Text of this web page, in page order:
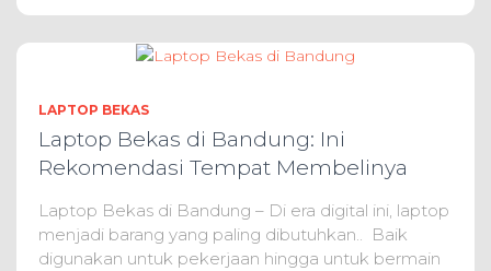
LAPTOP BEKAS
Laptop Bekas di Bandung: Ini
Rekomendasi Tempat Membelinya
Laptop Bekas di Bandung – Di era digital ini, laptop
menjadi barang yang paling dibutuhkan.. Baik
digunakan untuk pekerjaan hingga untuk bermain